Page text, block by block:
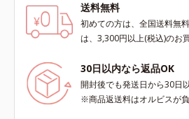
スコルビン酸 2-グルコシド*9 L-ア
スコルビン酸 2-グルコシド、パウダ
ルコ樹皮エキス、油溶性甘草エキス
感を包括的にサポート。全方位ケア
のアプローチによって、肌本来の輝
きを生かして澄み渡る、輝き透明肌
（脂性肌～普通肌）M＝しっとりタ
イプ（普通肌～乾性肌）*1 メラニ
ンの生成を抑え、シミ・ソバカスを
送料無料
初めての方は、全国送料無
は、3,300円以上(税込)のお
30日以内なら返品OK
開封後でも発送日から30日
※商品返送料はオルビスが